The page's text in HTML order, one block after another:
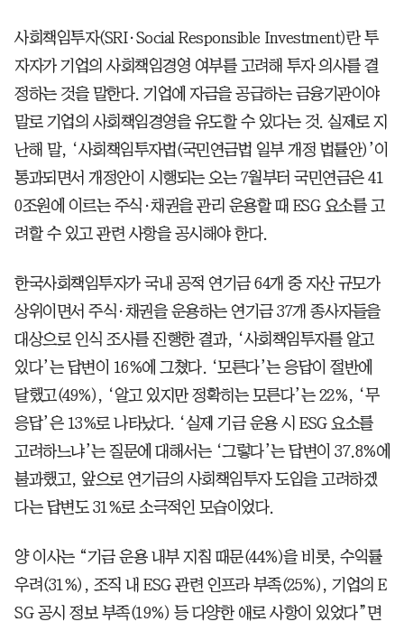
사회책임투자(SRI·Social Responsible Investment)란 투
자자가 기업의 사회책임경영 여부를 고려해 투자 의사를 결
정하는 것을 말한다. 기업에 자금을 공급하는 금융기관이야
말로 기업의 사회책임경영을 유도할 수 있다는 것. 실제로 지
난해 말, ‘사회책임투자법(국민연금법 일부 개정 법률안)’이
통과되면서 개정안이 시행되는 오는 7월부터 국민연금은 41
0조원에 이르는 주식·채권을 관리 운용할 때 ESG 요소를 고
려할 수 있고 관련 사항을 공시해야 한다.
한국사회책임투자가 국내 공적 연기금 64개 중 자산 규모가
상위이면서 주식·채권을 운용하는 연기금 37개 종사자들을
대상으로 인식 조사를 진행한 결과, ‘사회책임투자를 알고
있다’는 답변이 16%에 그쳤다. ‘모른다’는 응답이 절반에
달했고(49%), ‘알고 있지만 정확히는 모른다’는 22%, ‘무
응답’은 13%로 나타났다. ‘실제 기금 운용 시 ESG 요소를
고려하느냐’는 질문에 대해서는 ‘그렇다’는 답변이 37.8%에
불과했고, 앞으로 연기금의 사회책임투자 도입을 고려하겠
다는 답변도 31%로 소극적인 모습이었다.
양 이사는 “기금 운용 내부 지침 때문(44%)을 비롯, 수익률
우려(31%), 조직 내 ESG 관련 인프라 부족(25%), 기업의 E
SG 공시 정보 부족(19%) 등 다양한 애로 사항이 있었다”면